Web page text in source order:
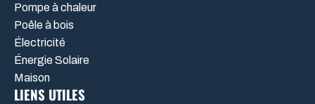
Pompe à chaleur
Poêle à bois
Électricité
Énergie Solaire
Maison
LIENS UTILES